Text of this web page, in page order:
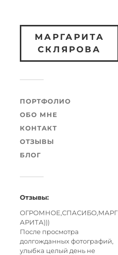
МАРГАРИТА
СКЛЯРОВА
ПОРТФОЛИО
ОБО МНЕ
КОНТАКТ
ОТЗЫВЫ
БЛОГ
Отзывы:
ОГРОМНОЕ,СПАСИБО,МАРГ
АРИТА)))
После просмотра
долгожданных фотографий,
улыбка целый день не